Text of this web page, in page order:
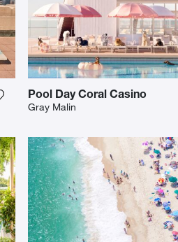
Fügen Sie das Foto meiner
Pool Day Coral Casino
Gray Malin